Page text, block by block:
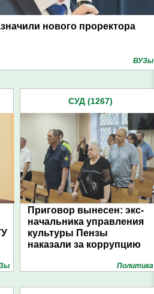
нового проректора
ВУЗы
СУД (1267)
Приговор вынесен: экс-
начальника управления
культуры Пензы
наказали за коррупцию
Политика